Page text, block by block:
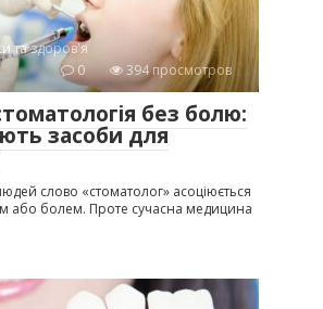
та здоров'я
0
394 просмотров
без болю:
засоби для
слово «стоматолог» асоціюється
або болем. Проте сучасна медицина